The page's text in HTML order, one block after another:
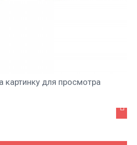
картинку для просмотра